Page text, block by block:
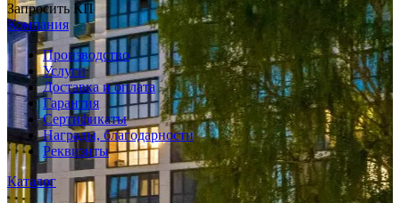
Запросить КП
Компания
Производство
Услуги
Доставка и оплата
Гарантия
Сертификаты
Награды, благодарности
Реквизиты
Каталог